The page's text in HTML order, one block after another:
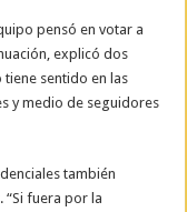
pensó en votar a
explicó dos
sentido en las
y medio de seguidores
también
fuera por la